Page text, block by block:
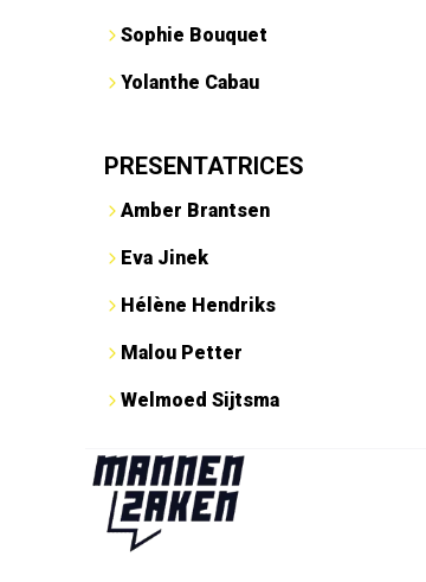
Sophie Bouquet
Yolanthe Cabau
PRESENTATRICES
Amber Brantsen
Eva Jinek
Hélène Hendriks
Malou Petter
Welmoed Sijtsma